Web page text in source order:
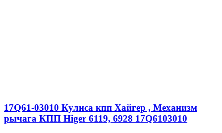
17Q61-03010 Кулиса кпп Хайгер , Механизм
рычага КПП Higer 6119, 6928 17Q6103010